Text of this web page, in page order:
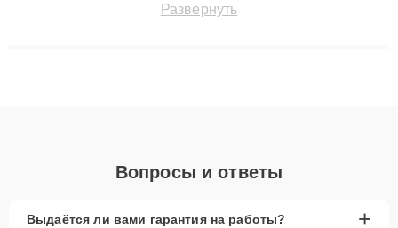
сохранением гарантии до 3 лет. Наши мастера решают
Развернуть
Вопросы и ответы
Выдаётся ли вами гарантия на работы? +